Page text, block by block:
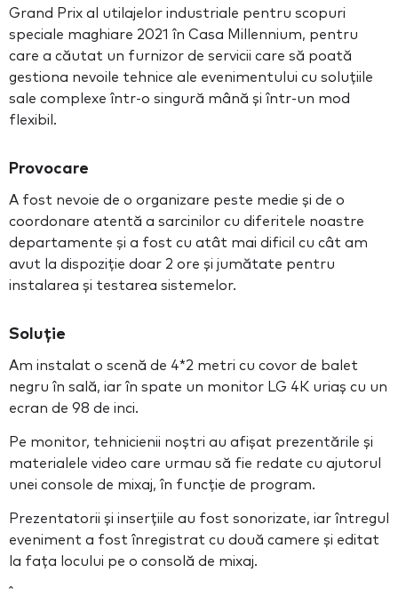
Grand Prix al utilajelor industriale pentru scopuri
speciale maghiare 2021 în Casa Millennium, pentru
care a căutat un furnizor de servicii care să poată
gestiona nevoile tehnice ale evenimentului cu soluțiile
sale complexe într-o singură mână și într-un mod
flexibil.
Provocare
A fost nevoie de o organizare peste medie și de o
coordonare atentă a sarcinilor cu diferitele noastre
departamente și a fost cu atât mai dificil cu cât am
avut la dispoziție doar 2 ore și jumătate pentru
instalarea și testarea sistemelor.
Soluție
Am instalat o scenă de 4*2 metri cu covor de balet
negru în sală, iar în spate un monitor LG 4K uriaș cu un
ecran de 98 de inci.
Pe monitor, tehnicienii noștri au afișat prezentările și
materialele video care urmau să fie redate cu ajutorul
unei console de mixaj, în funcție de program.
Prezentatorii și inserțiile au fost sonorizate, iar întregul
eveniment a fost înregistrat cu două camere și editat
la fața locului pe o consolă de mixaj.